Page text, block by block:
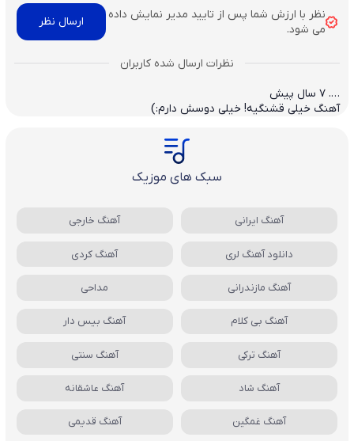
نظر با ارزش شما پس از تایید مدیر نمایش داده
می شود.
…. 7 سال پیش
آهنگ خیلی قشنگیه! خیلی دوسش دارم:)
سبک های موزیک
آهنگ ایرانی آهنگ خارجی
دانلود آهنگ لری آهنگ کردی
آهنگ مازندرانی مداحی
آهنگ بی کلام آهنگ بیس دار
آهنگ ترکی آهنگ سنتی
آهنگ شاد آهنگ عاشقانه
آهنگ غمگین آهنگ قدیمی